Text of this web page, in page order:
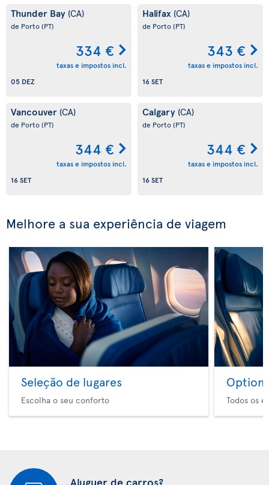
Thunder Bay (CA)
de Porto(PT)
334 €
taxas e impostos incl.
05 DEZ
Halifax (CA)
de Porto(PT)
343 €
taxas e impostos incl.
16 SET
Vancouver (CA)
de Porto(PT)
344 €
taxas e impostos incl.
16 SET
Calgary (CA)
de Porto(PT)
344 €
taxas e impostos incl.
16 SET
Melhore a sua experiência de viagem
Seleção de lugares
Escolha o seu conforto
Option
Todos os
Aluguer de carros?